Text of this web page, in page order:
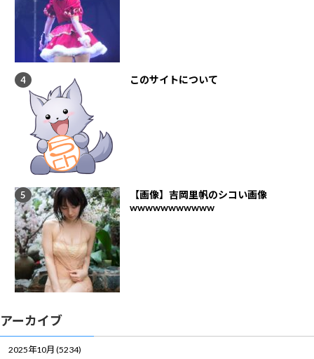
このサイトについて
【画像】吉岡里帆のシコい画像
wwwwwwwwwww
アーカイブ
2025年10月 (5234)